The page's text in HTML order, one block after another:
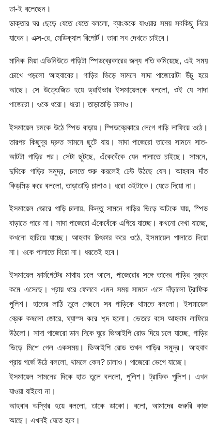
তা-ই বলেছেন।
ডাক্তার ঘর ছেড়ে যেতে যেতে বললো, ব্যাংককে যাওয়ার সময় সবকিছু নিয়ে
যাবেন। এক্স-রে, মেডিক্যাল রিপোর্ট। তারা সব দেখতে চাইবে।
মানিক মিয়া এভিনিউতে গাড়িটা স্পিডব্রেকারের জন্য গতি কমিয়েছে, এই সময়
চোখে পড়লো আহবাবের। গাড়ির ভিড়ে সামনে সাদা পাজেরোটা উঁচু হয়ে
আছে। সে উত্তেজিত হয়ে ড্রাইভার ইসমায়েলকে বললো, ওই যে সাদা
পাজেরো। ওকে ধরো। ধরো। তাড়াতাড়ি চালাও।
ইসমায়েল চমকে উঠে স্পিড বাড়ায়। স্পিডব্রেকারে লেগে গাড়ি লাফিয়ে ওঠে।
তারপর কিছুদূর দ্রুত সামনে ছুটে যায়। সাদা পাজেরো তাদের সামনে সাত-
আটটা গাড়ির পর। সেটা ছুটছে, এঁকেবেঁকে যেন পালাতে চাইছে। সামনে,
দুদিকে গাড়ির সমুদ্র, চলতে শুরু করলেই ঢেউ উঠছে যেন। আহবাব দাঁত
কিড়মিড় করে বললো, তাড়াতাড়ি চালাও। ধরো ওইটাকে। যেতে দিয়ো না।
ইসমায়েল জোরে গাড়ি চালায়, কিন্তু সামনে গাড়ির ভিড়ে আটকে যায়, স্পিড
বাড়াতে পারে না। সাদা পাজেরো এঁকেবেঁকে এগিয়ে যাচ্ছে। কখনো দেখা যাচ্ছে,
কখনো হারিয়ে যাচ্ছে। আহবাব চিৎকার করে ওঠে, ইসমায়েল পালাতে দিয়ো
না। ওকে পালাতে দিয়ো না। ধরতেই হবে।
ইসমায়েল ফার্মগেটের মাথায় চলে আসে, পাজেরোর সঙ্গে তাদের গাড়ির দূরত্ব
কমে এসেছে। প্রায় ধরে ফেলবে এমন সময় সামনে এসে দাঁড়ালো ট্রাফিক
পুলিশ। হাতের লাঠি তুলে পেছনে সব গাড়িকে থামতে বললো। ইসমায়েল
ব্রেক কষলো জোরে, ঘ্যাস্স করে শব্দ হলো। ভেতরে বসে আহবাব লাফিয়ে
উঠলো। সাদা পাজেরো ডান দিকে ঘুরে ভিআইপি রোড দিয়ে চলে যাচ্ছে, গাড়ির
ভিড়ে মিশে গেল একসময়। ভিআইপি রোড তখন গাড়ির সমুদ্র। আহবাব
প্রায় গর্জে উঠে বললো, থামলে কেন? চালাও। পাজেরো ভেগে যাচ্ছে।
ইসমায়েল সামনের দিকে হাত তুলে বললো, পুলিশ। ট্রাফিক পুলিশ। এখন
যাওয়া যাইবো না।
আহবাব অস্থির হয়ে বললো, তাকে ডাকো। বলো, আমাদের জরুরি কাজ
আছে। এখনই যেতে হবে।